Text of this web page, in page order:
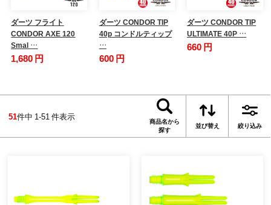
ダーツ フライト
CONDOR AXE 120
Smal …
1,680 円
ダーツ CONDOR TIP
40p コンドルティップ
…
600 円
ダーツ CONDOR TIP
ULTIMATE 40P …
660 円
51件中 1-51 件表示
商品名から
探す
並び替え 絞り込み